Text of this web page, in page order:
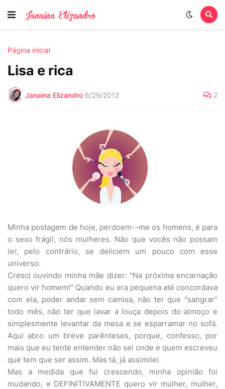
Página inicial
Lisa e rica
Janaina Elizandro 6/29/2012 2
Minha postagem de hoje, perdoem--me os homens, é para
o sexo frágil, nós mulheres. Não que vocês não possam
ler, pelo contrário, se deliciem um pouco com esse
universo.
Cresci ouvindo minha mãe dizer: "Na próxima encarnação
quero vir homem!" Quando eu era pequena até concordava
com ela, poder andar sem camisa, não ter que "sangrar"
todo mês, não ter que lavar a louça depois do almoço e
simplesmente levantar da mesa e se esparramar no sofá.
Aqui abro um breve parênteses, porque, confesso, por
mais que eu tente entender não sei onde e quem escreveu
que tem que ser assim. Mas tá, já assimilei.
Mas a medida que fui crescendo, minha opinião foi
mudando, e DEFINITIVAMENTE quero vir mulher, mulher,